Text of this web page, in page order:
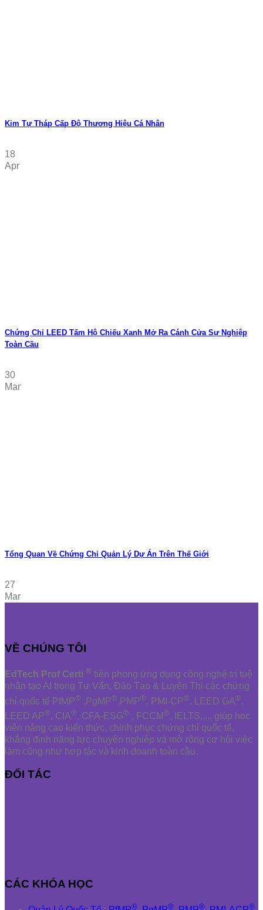
Kim Tự Tháp Cấp Độ Thương Hiệu Cá Nhân
18
Apr
Chứng Chỉ LEED Tấm Hộ Chiếu Xanh Mở Ra Cánh Cửa Sự Nghiệp
Toàn Cầu
30
Mar
Tổng Quan Về Chứng Chỉ Quản Lý Dự Án Trên Thế Giới
27
Mar
VỀ CHÚNG TÔI
EdTech Prof Certi ® tiên phong ứng dụng công nghệ trí tuệ
nhân tạo AI trong Tư Vấn, Đào Tạo & Luyện Thi các chứng
chỉ quốc tế PfMP® ,PgMP®,PMP®, PMI-CP®, LEED GA®,
LEED AP®, CIA®, CFA-ESG® , FCCM®, IELTS,.... giúp học
viên nâng cao kiến thức, chinh phục chứng chỉ quốc tế,
khẳng định năng lực chuyên nghiệp và mở rộng cơ hội việc
làm cũng như hợp tác và kinh doanh toàn cầu.
ĐỐI TÁC
CÁC KHÓA HỌC
® ® ® ®